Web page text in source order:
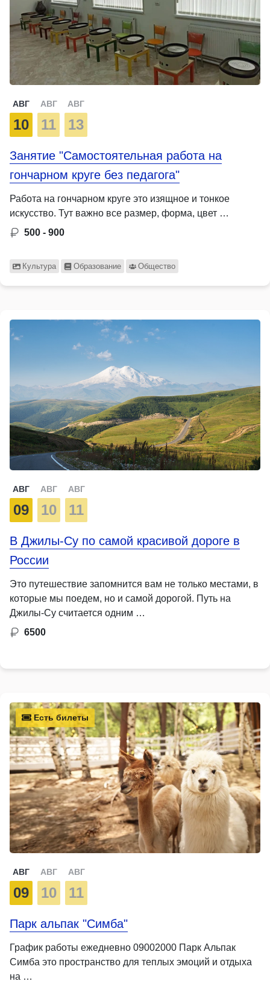
АВГ
10
АВГ
11
АВГ
13
Занятие "Самостоятельная работа на
гончарном круге без педагога"
Работа на гончарном круге это изящное и тонкое
искусство. Тут важно все размер, форма, цвет …
500 - 900
Культура Образование Общество
АВГ
09
АВГ
10
АВГ
11
В Джилы-Су по самой красивой дороге в
России
Это путешествие запомнится вам не только местами, в
которые мы поедем, но и самой дорогой. Путь на
Джилы-Су считается одним …
6500
Есть билеты
АВГ
09
АВГ
10
АВГ
11
Парк альпак "Симба"
График работы ежедневно 09002000 Парк Альпак
Симба это пространство для теплых эмоций и отдыха
на …